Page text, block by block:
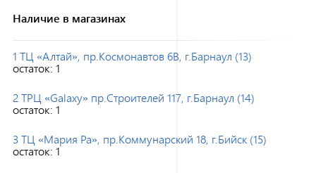
Наличие в магазинах
1 ТЦ «Алтай», пр.Космонавтов 6В, г.Барнаул (13)
остаток: 1
2 ТРЦ «Galaxy» пр.Строителей 117, г.Барнаул (14)
остаток: 1
3 ТЦ «Мария Ра», пр.Коммунарский 18, г.Бийск (15)
остаток: 1